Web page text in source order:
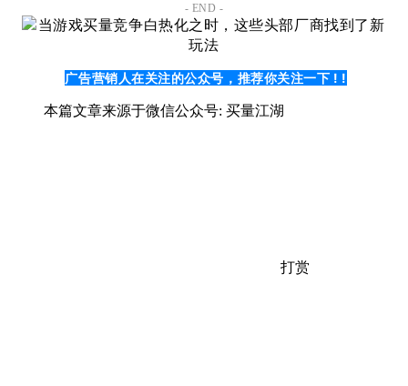
- END -
广告营销人在关注的公众号，推荐你关注一下 ! !
本篇文章来源于微信公众号: 买量江湖
打赏